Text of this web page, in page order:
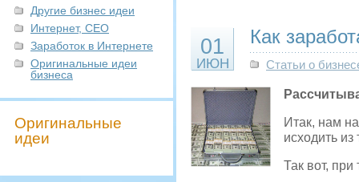
Другие бизнес идеи
Интернет, СЕО
Заработок в Интернете
Оригинальные идеи
бизнеса
Оригинальные
идеи
01
ИЮН
Как
Статьи о
Итак, нам
исходить из
Так вот,